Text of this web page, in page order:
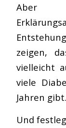
Aber
zeigen,
vielleicht
viele
Jahren gibt.
Und